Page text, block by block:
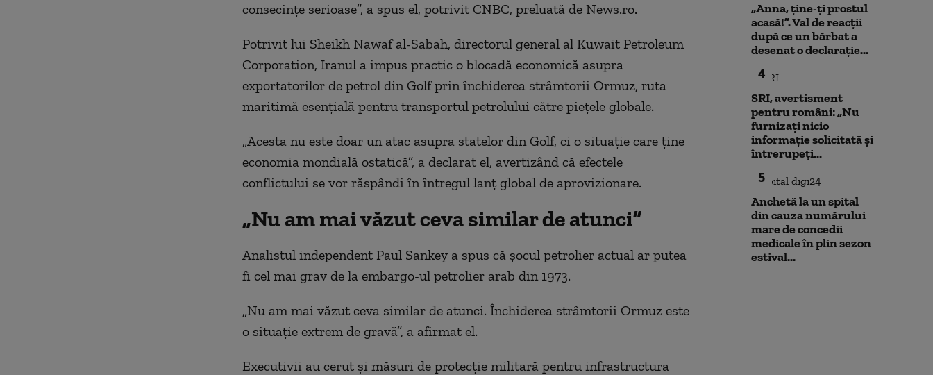
consecinţe serioase”, a spus el, potrivit CNBC, preluată de News.ro.
Potrivit lui Sheikh Nawaf al-Sabah, directorul general al Kuwait Petroleum
Corporation, Iranul a impus practic o blocadă economică asupra
exportatorilor de petrol din Golf prin închiderea strâmtorii Ormuz, ruta
maritimă esenţială pentru transportul petrolului către pieţele globale.
„Acesta nu este doar un atac asupra statelor din Golf, ci o situaţie care ţine
economia mondială ostatică”, a declarat el, avertizând că efectele
conflictului se vor răspândi în întregul lanţ global de aprovizionare.
„Nu am mai văzut ceva similar de atunci”
Analistul independent Paul Sankey a spus că şocul petrolier actual ar putea
fi cel mai grav de la embargo-ul petrolier arab din 1973.
„Nu am mai văzut ceva similar de atunci. Închiderea strâmtorii Ormuz este
o situaţie extrem de gravă”, a afirmat el.
Executivii au cerut şi măsuri de protecţie militară pentru infrastructura
„Anna, ţine-ţi prostul
acasă!”. Val de reacții
după ce un bărbat a
desenat o declarație...
4
SRI, avertisment
pentru români: „Nu
furnizați nicio
informație solicitată și
întrerupeți...
5
Anchetă la un spital
din cauza numărului
mare de concedii
medicale în plin sezon
estival...